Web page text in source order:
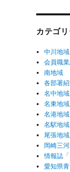
カテゴ
中川地域
会員職
南地域
各部署
名中地域
名東地域
名港地域
名駅地域
尾張地域
岡崎三
情報誌
愛知県